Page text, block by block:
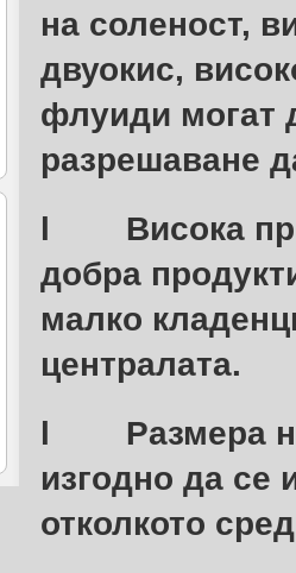
на соленост,
двуокис,
флуиди могат
разрешаване
l Висока
добра
малко
централата.
l Размера
изгодно да се
отколкото